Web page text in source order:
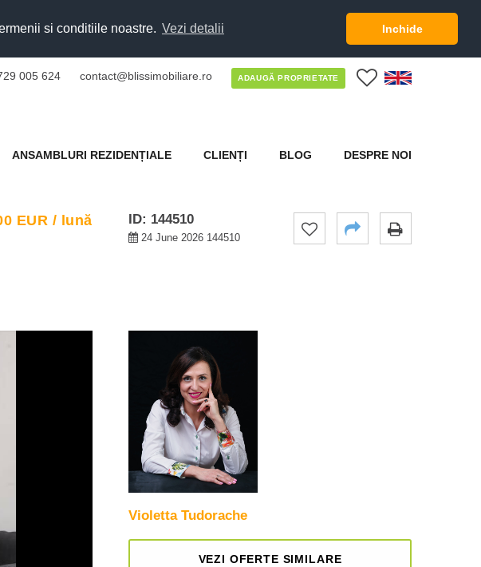
si conditiile noastre. Vezi detalii Inchide
005 624 contact@blissimobiliare.ro ADAUGĂ PROPRIETATE
ANSAMBLURI REZIDENȚIALE CLIENȚI BLOG DESPRE NOI
EUR / lună ID: 144510
24 June 2026 144510
Violetta Tudorache
VEZI OFERTE SIMILARE